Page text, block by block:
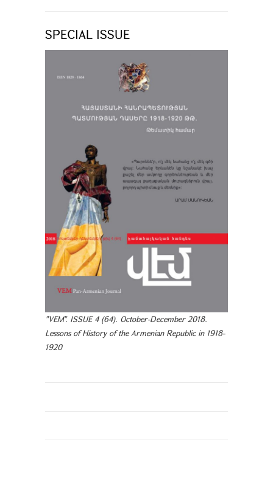
SPECIAL ISSUE
"VEM". ISSUE 4 (64). October-December 2018.
Lessons of History of the Armenian Republic in 1918-
1920